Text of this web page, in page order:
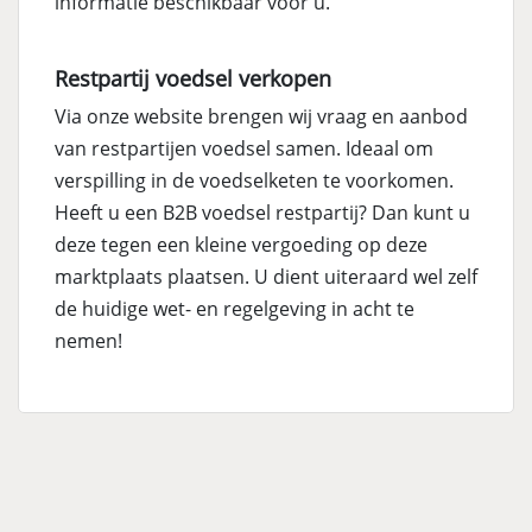
Restpartij voedsel verkopen
Via onze website brengen wij vraag en aanbod
van restpartijen voedsel samen. Ideaal om
verspilling in de voedselketen te voorkomen.
Heeft u een B2B voedsel restpartij? Dan kunt u
deze tegen een kleine vergoeding op deze
marktplaats plaatsen. U dient uiteraard wel zelf
de huidige wet- en regelgeving in acht te
nemen!